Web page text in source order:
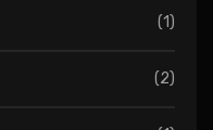
(1)
(2)